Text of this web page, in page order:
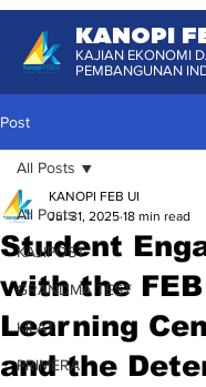
KANOPI
KAJIAN EKONOMI
PEMBANGUNAN
Post
All Posts
KAJIPOST
GRANDMA TEST
KILAT
PRIMERA
All Posts
Student
with the
Learning
and the
KANOPI FEB UI
Jul 31, 2025 18 min read